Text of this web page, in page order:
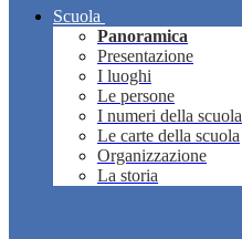
Scuola
Panoramica
Presentazione
I luoghi
Le persone
I numeri della scuola
Le carte della scuola
Organizzazione
La storia